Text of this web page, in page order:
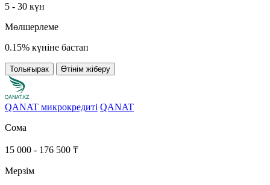
5 - 30 күн
Мөлшерлеме
0.15% күніне бастап
Толығырак Өтінім жіберу
QANAT микрокредиті QANAT
Сома
15 000 - 176 500 ₸
Мерзім